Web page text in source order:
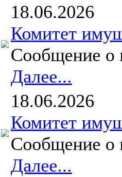
18.06.2026
Комитет
Сообщение о
Далее...
18.06.2026
Комитет
Сообщение о
Далее...